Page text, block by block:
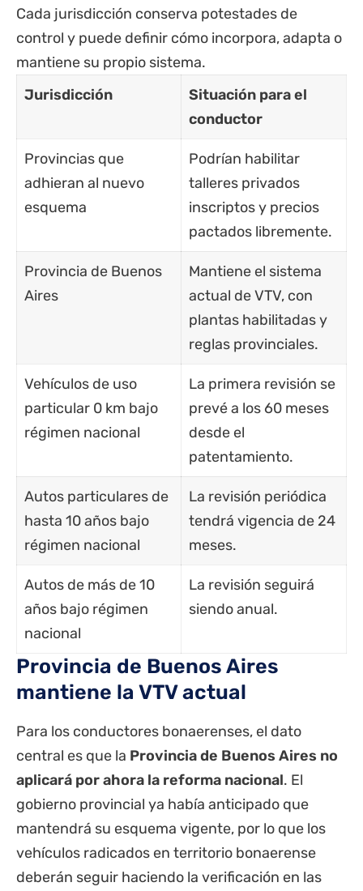
Cada jurisdicción conserva potestades de
control y puede definir cómo incorpora, adapta o
mantiene su propio sistema.
Jurisdicción
Situación para el
conductor
Provincias que
adhieran al nuevo
esquema
Podrían habilitar
talleres privados
inscriptos y precios
pactados libremente.
Provincia de Buenos
Aires
Mantiene el sistema
actual de VTV, con
plantas habilitadas y
reglas provinciales.
Vehículos de uso
particular 0 km bajo
régimen nacional
La primera revisión se
prevé a los 60 meses
desde el
patentamiento.
Autos particulares de
hasta 10 años bajo
régimen nacional
La revisión periódica
tendrá vigencia de 24
meses.
Autos de más de 10
años bajo régimen
nacional
La revisión seguirá
siendo anual.
Provincia de Buenos Aires
mantiene la VTV actual
Para los conductores bonaerenses, el dato
central es que la Provincia de Buenos Aires no
aplicará por ahora la reforma nacional. El
gobierno provincial ya había anticipado que
mantendrá su esquema vigente, por lo que los
vehículos radicados en territorio bonaerense
deberán seguir haciendo la verificación en las